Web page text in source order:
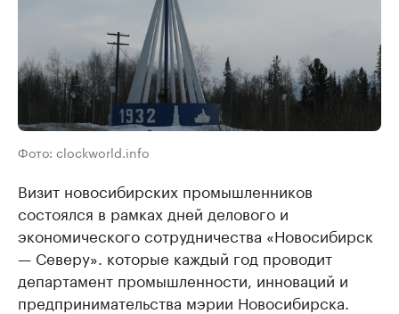
Фото: clockworld.info
Визит новосибирских промышленников
состоялся в рамках дней делового и
экономического сотрудничества «Новосибирск
— Северу». которые каждый год проводит
департамент промышленности, инноваций и
предпринимательства мэрии Новосибирска.